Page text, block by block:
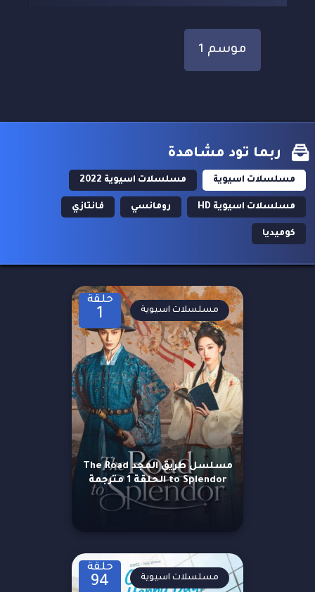
موسم 1
ربما تود مشاهدة
مسلسلات اسيوية مسلسلات اسيوية 2022
مسلسلات اسيوية HD رومانسي فانتازي
كوميديا
حلقة
1
مسلسل طريق المجد The Road
to Splendor الحلقة 1 مترجمة
مسلسلات اسيوية
حلقة
94 مسلسلات اسيوية